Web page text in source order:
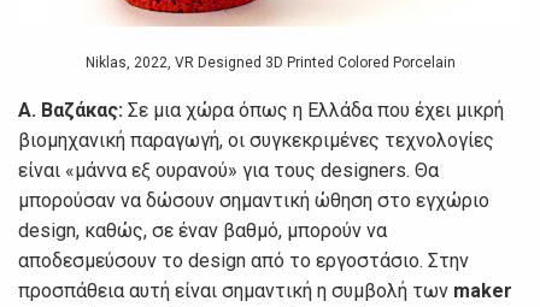
Niklas, 2022, VR Designed 3D Printed Colored Porcelain
Α. Βαζάκας: Σε μια χώρα όπως η Ελλάδα που έχει μικρή
βιομηχανική παραγωγή, οι συγκεκριμένες τεχνολογίες
είναι «μάννα εξ ουρανού» για τους designers. Θα
μπορούσαν να δώσουν σημαντική ώθηση στο εγχώριο
design, καθώς, σε έναν βαθμό, μπορούν να
αποδεσμεύσουν το design από το εργοστάσιο. Στην
προσπάθεια αυτή είναι σημαντική η συμβολή των maker